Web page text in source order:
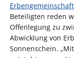
Erbengemeinschaft
Beteiligten reden
Offenlegung zu
Abwicklung von
Sonnenschein.